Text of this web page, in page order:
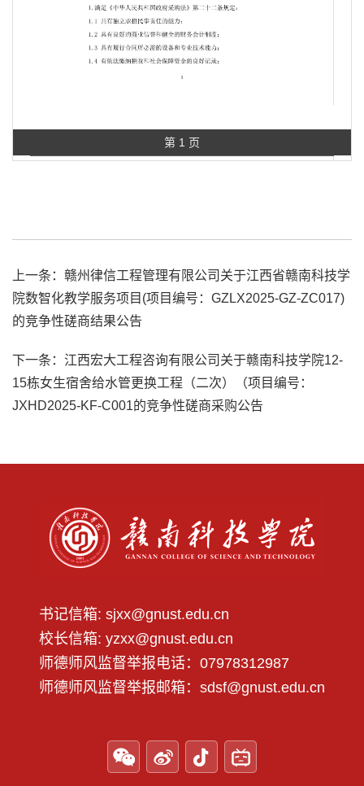
第 1 页
第 2 页
上一条： 赣州律信工程管理有限公司关于江西省赣南科技学
院数智化教学服务项目(项目编号：GZLX2025-GZ-ZC017)
的竞争性磋商结果公告
下一条： 江西宏大工程咨询有限公司关于赣南科技学院12-
15栋女生宿舍给水管更换工程（二次）（项目编号：
JXHD2025-KF-C001的竞争性磋商采购公告
书记信箱: sjxx@gnust.edu.cn
校长信箱: yzxx@gnust.edu.cn
师德师风监督举报电话：07978312987
师德师风监督举报邮箱：sdsf@gnust.edu.cn